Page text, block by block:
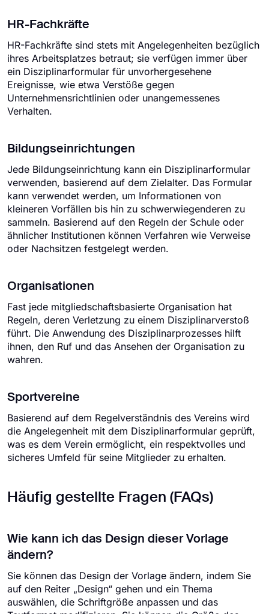
HR-Fachkräfte
HR-Fachkräfte sind stets mit Angelegenheiten bezüglich
ihres Arbeitsplatzes betraut; sie verfügen immer über
ein Disziplinarformular für unvorhergesehene
Ereignisse, wie etwa Verstöße gegen
Unternehmensrichtlinien oder unangemessenes
Verhalten.
Bildungseinrichtungen
Jede Bildungseinrichtung kann ein Disziplinarformular
verwenden, basierend auf dem Zielalter. Das Formular
kann verwendet werden, um Informationen von
kleineren Vorfällen bis hin zu schwerwiegenderen zu
sammeln. Basierend auf den Regeln der Schule oder
ähnlicher Institutionen können Verfahren wie Verweise
oder Nachsitzen festgelegt werden.
Organisationen
Fast jede mitgliedschaftsbasierte Organisation hat
Regeln, deren Verletzung zu einem Disziplinarverstoß
führt. Die Anwendung des Disziplinarprozesses hilft
ihnen, den Ruf und das Ansehen der Organisation zu
wahren.
Sportvereine
Basierend auf dem Regelverständnis des Vereins wird
die Angelegenheit mit dem Disziplinarformular geprüft,
was es dem Verein ermöglicht, ein respektvolles und
sicheres Umfeld für seine Mitglieder zu erhalten.
Häufig gestellte Fragen (FAQs)
Wie kann ich das Design dieser Vorlage
ändern?
Sie können das Design der Vorlage ändern, indem Sie
auf den Reiter „Design“ gehen und ein Thema
auswählen, die Schriftgröße anpassen und das